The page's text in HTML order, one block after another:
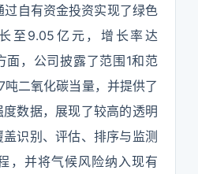
过自有资金投资实现了绿色
至9.05亿元，增长率达
面，公司披露了范围1和范
二氧化碳当量，并提供了
数据，展现了较高的透明
识别、评估、排序与监测
，并将气候风险纳入现有